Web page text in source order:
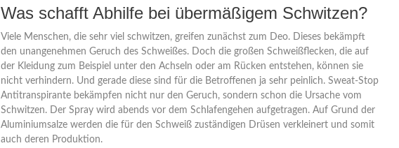
Was schafft Abhilfe bei übermäßigem Schwitzen?
Viele Menschen, die sehr viel schwitzen, greifen zunächst zum Deo. Dieses bekämpft
den unangenehmen Geruch des Schweißes. Doch die großen Schweißflecken, die auf
der Kleidung zum Beispiel unter den Achseln oder am Rücken entstehen, können sie
nicht verhindern. Und gerade diese sind für die Betroffenen ja sehr peinlich. Sweat-Stop
Antitranspirante bekämpfen nicht nur den Geruch, sondern schon die Ursache vom
Schwitzen. Der Spray wird abends vor dem Schlafengehen aufgetragen. Auf Grund der
Aluminiumsalze werden die für den Schweiß zuständigen Drüsen verkleinert und somit
auch deren Produktion.